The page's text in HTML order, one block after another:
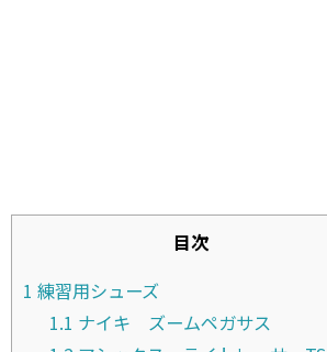
目次
1 練習用シューズ
1.1 ナイキ ズームペガサス